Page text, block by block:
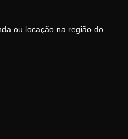
ou locação na região do